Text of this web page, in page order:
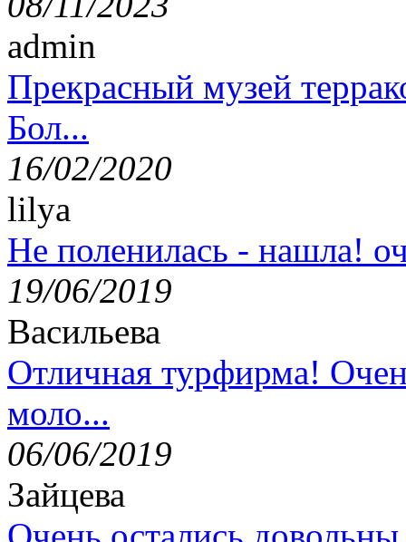
admin
Прекрасный музей
Бол...
16/02/2020
lilya
Не поленилась - нашла!
19/06/2019
Васильева
Отличная турфирма!
моло...
06/06/2019
Зайцева